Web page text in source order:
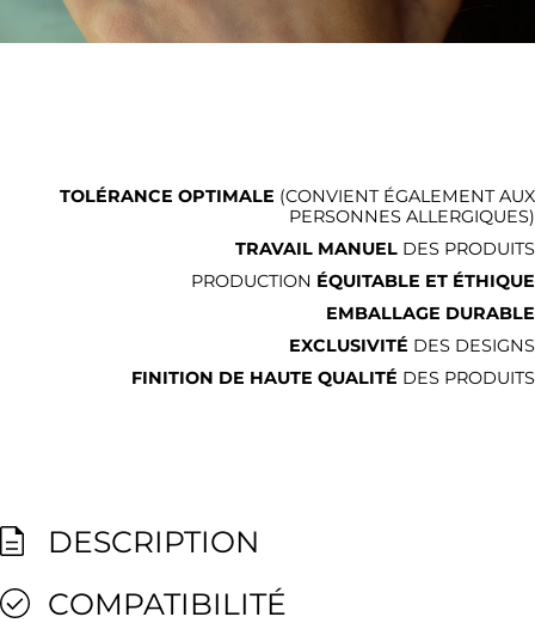
TOLÉRANCE OPTIMALE (CONVIENT ÉGALEMENT AUX
PERSONNES ALLERGIQUES)
TRAVAIL MANUEL DES PRODUITS
PRODUCTION ÉQUITABLE ET ÉTHIQUE
EMBALLAGE DURABLE
EXCLUSIVITÉ DES DESIGNS
FINITION DE HAUTE QUALITÉ DES PRODUITS
DESCRIPTION
COMPATIBILITÉ